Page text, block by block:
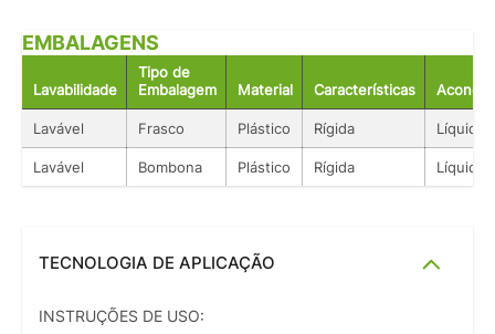
EMBALAGENS
Lavabilidade
Tipo de
Embalagem
Material Características
Lavável Frasco Plástico Rígida Líquido
Lavável Bombona Plástico Rígida Líquido
TECNOLOGIA DE APLICAÇÃO
INSTRUÇÕES DE USO: